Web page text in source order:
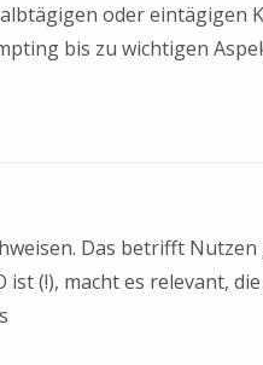
oder eintägigen
bis zu wichtigen
Das betrifft Nutzen
ist (!), macht es relevant,